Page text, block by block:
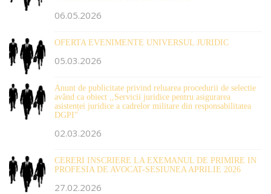
06.05.2026
OFERTA EVENIMENTE UNIVERSUL JURIDIC
05.03.2026
Anunt de publicitate privind reluarea procedurii de selectie
având ca obiect ,,Servicii juridice pentru asigurarea
asistenței juridice a cadrelor militare din responsabilitatea
DGPI"
02.03.2026
CERERI INSCRIERE LA EXEMANUL DE PRIMIRE IN
PROFESIA DE AVOCAT-SESIUNEA APRILIE 2026
27.02.2026